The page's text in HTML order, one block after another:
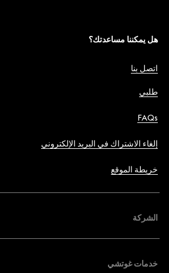
هل يمكننا مساعدتك؟
اتصل بنا
طلبي
FAQs
إلغاء الاشتراك في البريد الإلكتروني
خريطة الموقع
الشركة
خدمات غوتشي